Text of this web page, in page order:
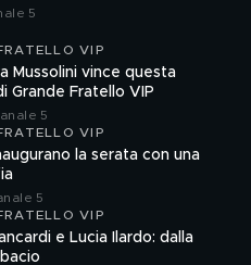
5
VIP
Mussolini vince questa
Grande Fratello VIP
5
VIP
la serata con una
5
VIP
e Lucia Ilardo: dalla